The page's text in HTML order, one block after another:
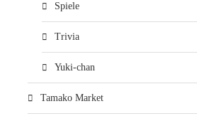
Spiele
Trivia
Yuki-chan
Tamako Market